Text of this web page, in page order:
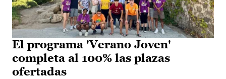
El programa 'Verano Joven'
completa al 100% las plazas
ofertadas